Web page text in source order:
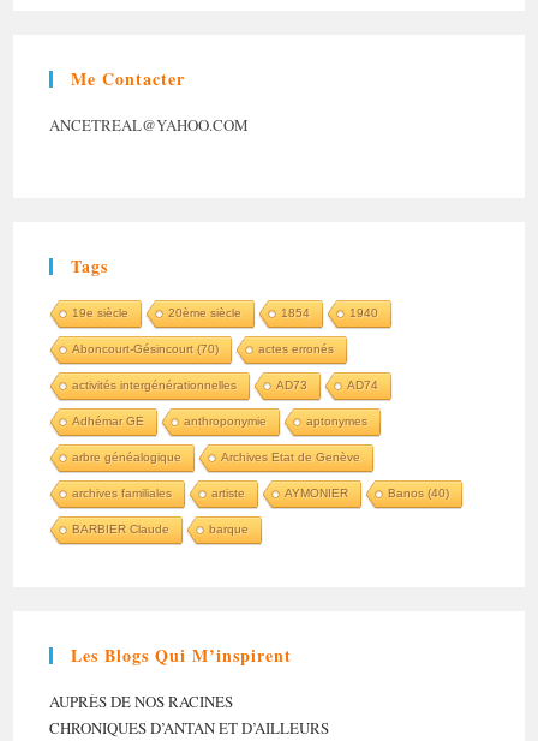
Me Contacter
ANCETREAL@YAHOO.COM
Tags
19e siècle 20ème siècle 1854 1940
Aboncourt-Gésincourt (70) actes erronés
activités intergénérationnelles AD73 AD74
Adhémar GE anthroponymie aptonymes
arbre généalogique Archives Etat de Genève
archives familiales artiste AYMONIER Banos (40)
BARBIER Claude barque
Les Blogs Qui M’inspirent
AUPRÈS DE NOS RACINES
CHRONIQUES D’ANTAN ET D’AILLEURS